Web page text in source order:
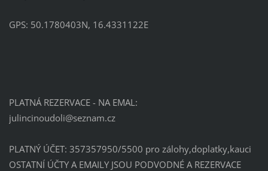
GPS: 50.1780403N, 16.4331122E
PLATNÁ REZERVACE - NA EMAL:
julincinoudoli@seznam.cz
PLATNÝ ÚČET: 357357950/5500 pro zálohy,doplatky,kauci
OSTATNÍ ÚČTY A EMAILY JSOU PODVODNÉ A REZERVACE